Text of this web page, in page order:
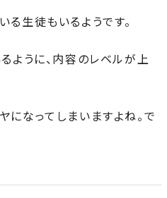
生徒もいるようです。
ように、内容のレベルが上
になってしまいますよね。で